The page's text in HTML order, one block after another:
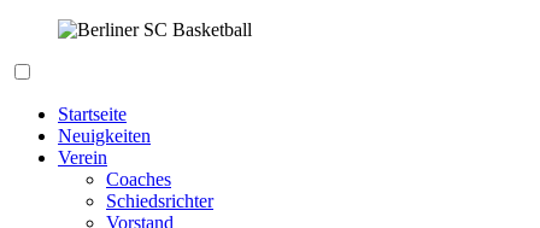
springen
Startseite
Neuigkeiten
Verein
Coaches
Schiedsrichter
Vorstand